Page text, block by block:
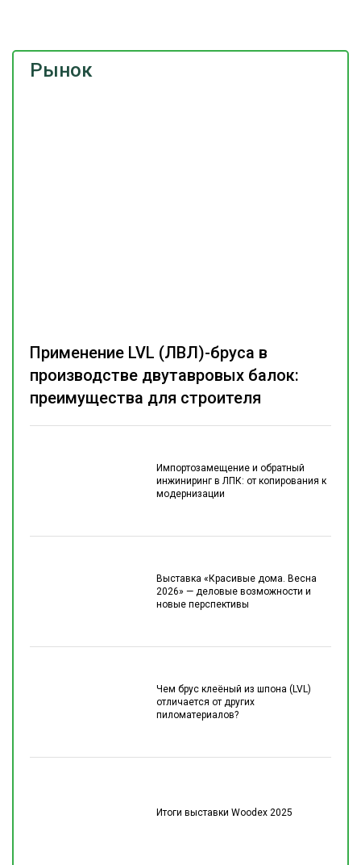
Рынок
Импортозамещение и обратный
инжиниринг в ЛПК: от копирования к
модернизации
Выставка «Красивые дома. Весна
2026» — деловые возможности и
новые перспективы
Чем брус клеёный из шпона (LVL)
отличается от других
пиломатериалов?
Итоги выставки Woodex 2025
Применение LVL (ЛВЛ)-бруса в
производстве двутавровых балок:
преимущества для строителя